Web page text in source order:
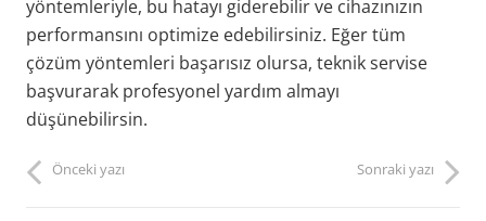
yöntemleriyle, bu hatayı giderebilir ve cihazınızın
performansını optimize edebilirsiniz. Eğer tüm
çözüm yöntemleri başarısız olursa, teknik servise
başvurarak profesyonel yardım almayı
düşünebilirsin.
Önceki yazı Sonraki yazı